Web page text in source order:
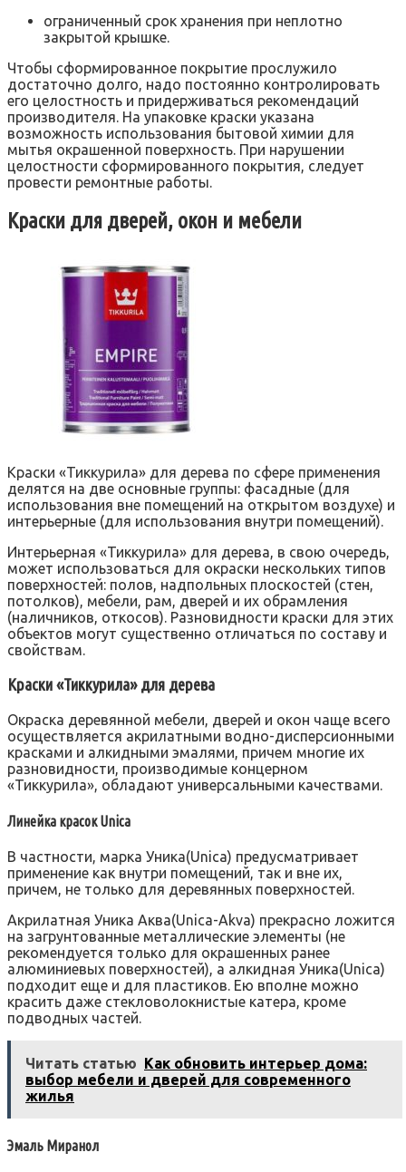
ограниченный срок хранения при неплотно
закрытой крышке.
Чтобы сформированное покрытие прослужило
достаточно долго, надо постоянно контролировать
его целостность и придерживаться рекомендаций
производителя. На упаковке краски указана
возможность использования бытовой химии для
мытья окрашенной поверхность. При нарушении
целостности сформированного покрытия, следует
провести ремонтные работы.
Краски для дверей, окон и мебели
Краски «Тиккурила» для дерева по сфере применения
делятся на две основные группы: фасадные (для
использования вне помещений на открытом воздухе) и
интерьерные (для использования внутри помещений).
Интерьерная «Тиккурила» для дерева, в свою очередь,
может использоваться для окраски нескольких типов
поверхностей: полов, надпольных плоскостей (стен,
потолков), мебели, рам, дверей и их обрамления
(наличников, откосов). Разновидности краски для этих
объектов могут существенно отличаться по составу и
свойствам.
Краски «Тиккурила» для дерева
Окраска деревянной мебели, дверей и окон чаще всего
осуществляется акрилатными водно-дисперсионными
красками и алкидными эмалями, причем многие их
разновидности, производимые концерном
«Тиккурила», обладают универсальными качествами.
Линейка красок Unica
В частности, марка Уника(Unica) предусматривает
применение как внутри помещений, так и вне их,
причем, не только для деревянных поверхностей.
Акрилатная Уника Аква(Unica-Akva) прекрасно ложится
на загрунтованные металлические элементы (не
рекомендуется только для окрашенных ранее
алюминиевых поверхностей), а алкидная Уника(Unica)
подходит еще и для пластиков. Ею вполне можно
красить даже стекловолокнистые катера, кроме
подводных частей.
Читать статью Как обновить интерьер дома:
выбор мебели и дверей для современного
жилья
Эмаль Миранол